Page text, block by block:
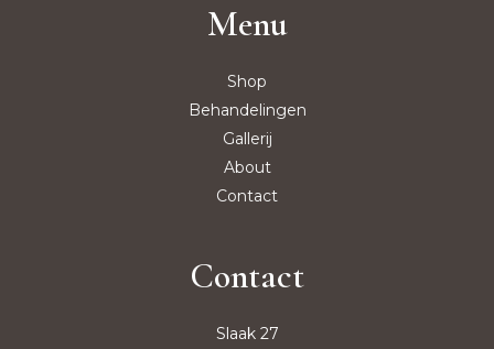
Menu
Shop
Behandelingen
Gallerij
About
Contact
Contact
Slaak 27